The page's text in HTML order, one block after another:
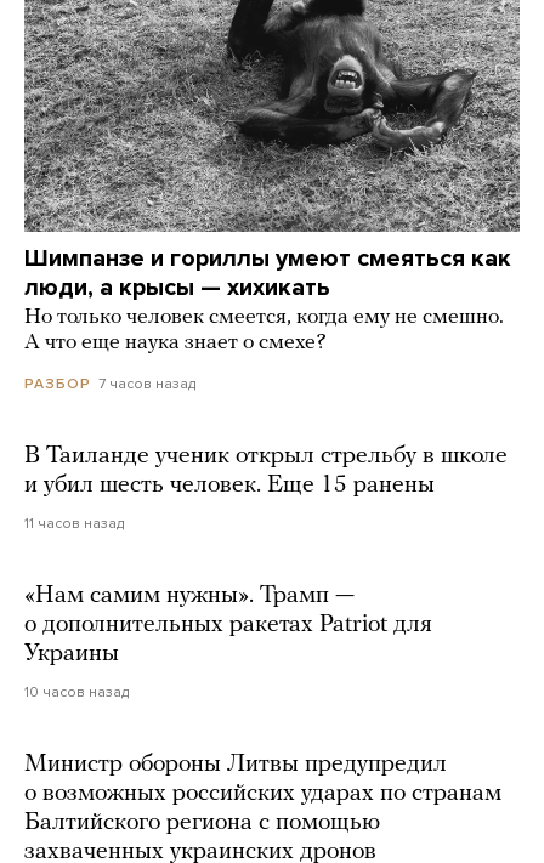
Шимпанзе и гориллы умеют смеяться как
люди, а крысы — хихикать
Но только человек смеется, когда ему не смешно.
А что еще наука знает о смехе?
РАЗБОР 7 часов назад
В Таиланде ученик открыл стрельбу в школе
и убил шесть человек. Еще 15 ранены
11 часов назад
«Нам самим нужны». Трамп —
о дополнительных ракетах Patriot для
Украины
10 часов назад
Министр обороны Литвы предупредил
о возможных российских ударах по странам
Балтийского региона с помощью
захваченных украинских дронов